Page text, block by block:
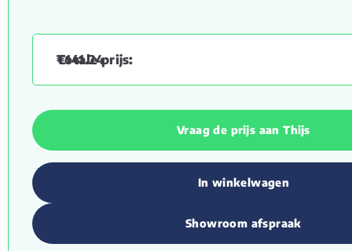
€141.24
Vraag de prijs aan Thijs
In winkelwagen
Showroom afspraak